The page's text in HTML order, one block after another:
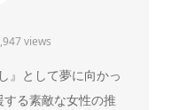
views
』として夢に向かっ
る素敵な女性の推